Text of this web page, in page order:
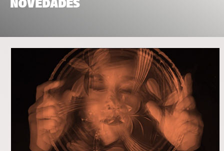
NOVEDADES